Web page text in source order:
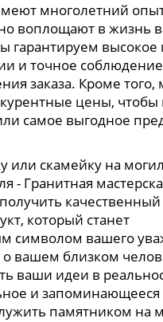
многолетний
воплощают в жизнь
гарантируем высокое
и точное
заказа. Кроме того,
цены,
самое выгодное
или скамейку на
- Гранитная
который станет
символом вашего
вашем близком
ваши идеи в
и запоминающееся
памятником на